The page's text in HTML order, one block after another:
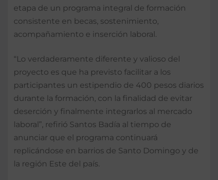
etapa de un programa integral de formación
consistente en becas, sostenimiento,
acompañamiento e inserción laboral.
“Lo verdaderamente diferente y valioso del
proyecto es que ha previsto facilitar a los
participantes un estipendio de 400 pesos diarios
durante la formación, con la finalidad de evitar
deserción y finalmente integrarlos al mercado
laboral”, refirió Santos Badía al tiempo de
anunciar que el programa continuará
replicándose en barrios de Santo Domingo y de
la región Este del país.